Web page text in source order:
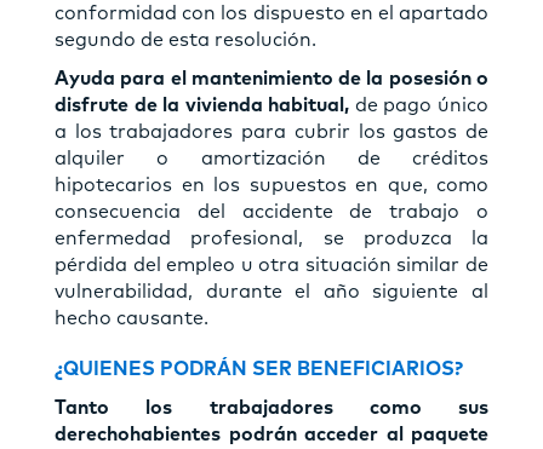
conformidad con los dispuesto en el apartado
segundo de esta resolución.
Ayuda para el mantenimiento de la posesión o
disfrute de la vivienda habitual, de pago único
a los trabajadores para cubrir los gastos de
alquiler o amortización de créditos
hipotecarios en los supuestos en que, como
consecuencia del accidente de trabajo o
enfermedad profesional, se produzca la
pérdida del empleo u otra situación similar de
vulnerabilidad, durante el año siguiente al
hecho causante.
¿QUIENES PODRÁN SER BENEFICIARIOS?
Tanto los trabajadores como sus
derechohabientes podrán acceder al paquete